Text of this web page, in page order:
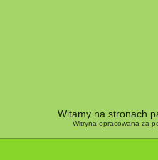
Witamy na stronach
Witryna opracowana za